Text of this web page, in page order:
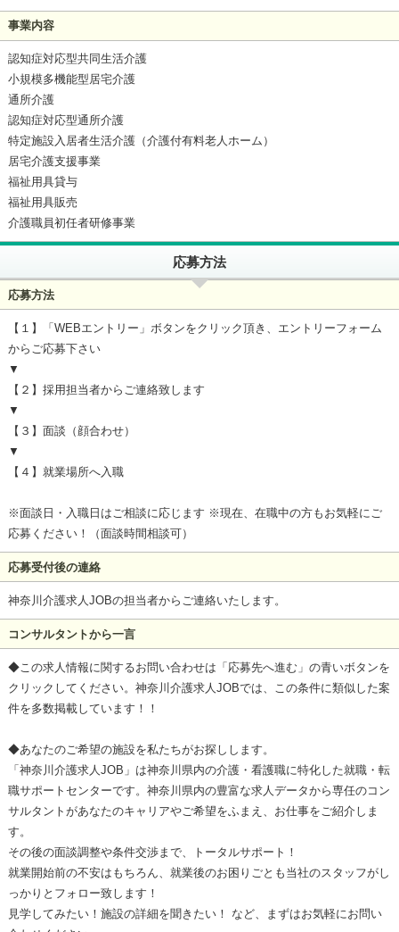
事業内容
認知症対応型共同生活介護
小規模多機能型居宅介護
通所介護
認知症対応型通所介護
特定施設入居者生活介護（介護付有料老人ホーム）
居宅介護支援事業
福祉用具貸与
福祉用具販売
介護職員初任者研修事業
応募方法
応募方法
【１】「WEBエントリー」ボタンをクリック頂き、エントリーフォーム
からご応募下さい
▼
【２】採用担当者からご連絡致します
▼
【３】面談（顔合わせ）
▼
【４】就業場所へ入職
※面談日・入職日はご相談に応じます ※現在、在職中の方もお気軽にご
応募ください！（面談時間相談可）
応募受付後の連絡
神奈川介護求人JOBの担当者からご連絡いたします。
コンサルタントから一言
◆この求人情報に関するお問い合わせは「応募先へ進む」の青いボタンを
クリックしてください。神奈川介護求人JOBでは、この条件に類似した案
件を多数掲載しています！！
◆あなたのご希望の施設を私たちがお探しします。
「神奈川介護求人JOB」は神奈川県内の介護・看護職に特化した就職・転
職サポートセンターです。神奈川県内の豊富な求人データから専任のコン
サルタントがあなたのキャリアやご希望をふまえ、お仕事をご紹介しま
す。
その後の面談調整や条件交渉まで、トータルサポート！
就業開始前の不安はもちろん、就業後のお困りごとも当社のスタッフがし
っかりとフォロー致します！
見学してみたい！施設の詳細を聞きたい！ など、まずはお気軽にお問い